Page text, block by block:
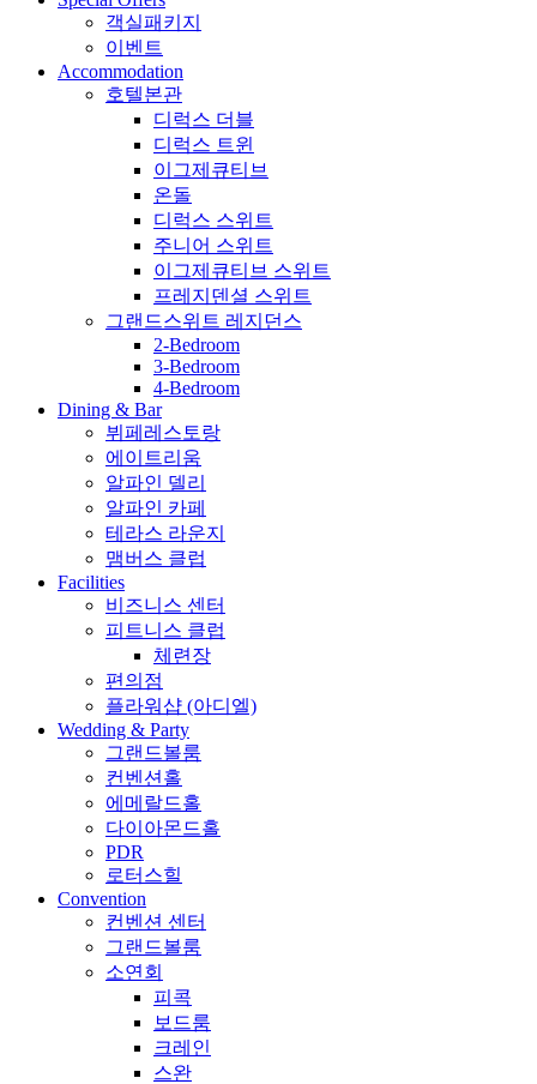
객실패키지
이벤트
Accommodation
호텔본관
디럭스 더블
디럭스 트윈
이그제큐티브
온돌
디럭스 스위트
주니어 스위트
이그제큐티브 스위트
프레지덴셜 스위트
그랜드스위트 레지던스
2-Bedroom
3-Bedroom
4-Bedroom
Dining & Bar
뷔페레스토랑
에이트리움
알파인 델리
알파인 카페
테라스 라운지
맴버스 클럽
Facilities
비즈니스 센터
피트니스 클럽
체련장
편의점
플라워샵 (아디엘)
Wedding & Party
그랜드볼룸
컨벤션홀
에메랄드홀
다이아몬드홀
PDR
로터스힐
Convention
컨벤션 센터
그랜드볼룸
소연회
피콕
보드룸
크레인
스완